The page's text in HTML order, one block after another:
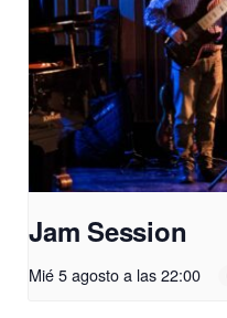
Jam Session
Mié 5 agosto a las 22:00